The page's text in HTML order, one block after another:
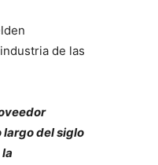
de las
largo del siglo